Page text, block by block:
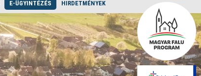
E-ÜGYINTÉZÉS HIRDETMÉNYEK